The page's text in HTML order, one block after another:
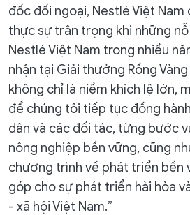
đốc đối ngoại, Nestlé Việt Nam
thực sự trân trọng khi những
Nestlé Việt Nam trong nhiều
nhận tại Giải thưởng Rồng
không chỉ là niềm khích lệ lớn,
để chúng tôi tiếp tục đồng
dân và các đối tác, từng bước
nông nghiệp bền vững, cũng
chương trình về phát triển bền
góp cho sự phát triển hài hòa
- xã hội Việt Nam.”